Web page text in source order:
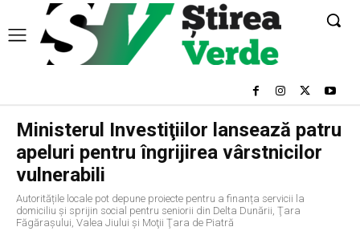
Ministerul Investiţiilor lansează patru
apeluri pentru îngrijirea vârstnicilor
vulnerabili
Autoritățile locale pot depune proiecte pentru a finanța servicii la
domiciliu și sprijin social pentru seniorii din Delta Dunării, Ţara
Făgăraşului, Valea Jiului și Moţii Ţara de Piatră